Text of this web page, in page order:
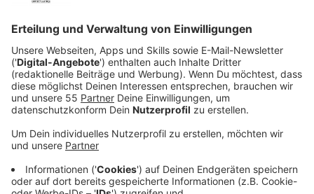
(dpa) - Auf Regen folgt Sonnenschein. In diesem
uralten Sprichwort steckt die Idee, dass eine Situation
mit der Zeit auf natürliche Weise ganz von allein
besser wird. Dieser Überzeugung ist auch die
Popsängerin Alice Merton – und bringt sie auf ihrem
neuen Album "S.I.D.E.S." zum Ausdruck. "Es gibt immer
Tunnels. Die Frage ist nur, wie und wann man da
Persönlich und intensiv – das trifft auf ihre neue